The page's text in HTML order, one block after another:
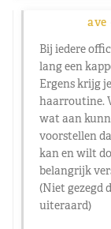
ave
Bij iedere
lang een
Ergens krijg
haarroutine.
wat aan
voorstellen
kan en wilt
belangrijk
(Niet gezegd
uiteraard)